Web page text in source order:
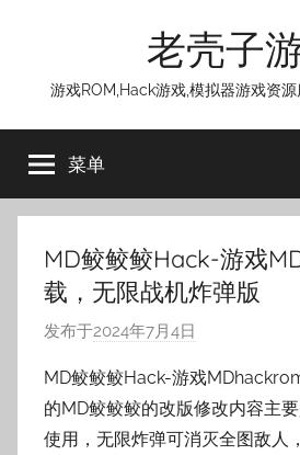
老壳子
游戏ROM,Hack游戏,模拟器游戏资
菜单
MD鲛鲛鲛Hack-游戏
载，无限战机炸弹版
发布于2024年7月4日
:
老
壳
MD鲛鲛鲛Hack-游戏
的MD鲛鲛鲛的改版修改内容主
使用，无限炸弹可消灭全图敌人